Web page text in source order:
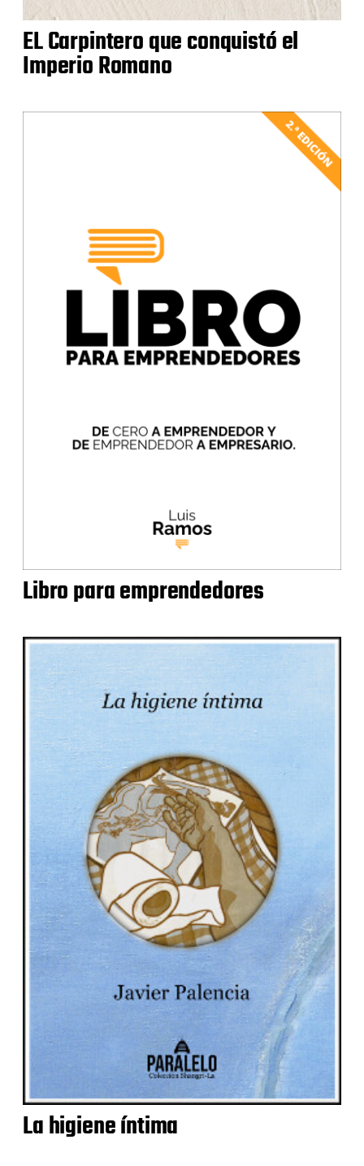
EL Carpintero que conquistó el
Imperio Romano
Libro para emprendedores
La higiene íntima